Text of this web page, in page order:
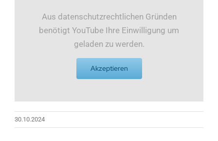
Aus datenschutzrechtlichen Gründen
benötigt YouTube Ihre Einwilligung um
geladen zu werden.
Akzeptieren
30.10.2024